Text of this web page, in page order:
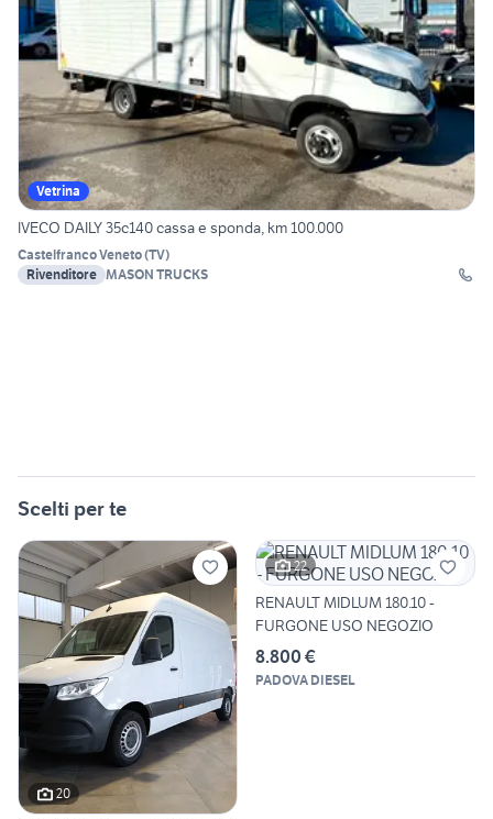
Vetrina
IVECO DAILY 35c140 cassa e sponda, km 100.000
Castelfranco Veneto(TV)
Rivenditore MASON TRUCKS
Scelti per te
20
22
RENAULT MIDLUM 180.10 -
FURGONE USO NEGOZIO
8.800 €
PADOVA DIESEL